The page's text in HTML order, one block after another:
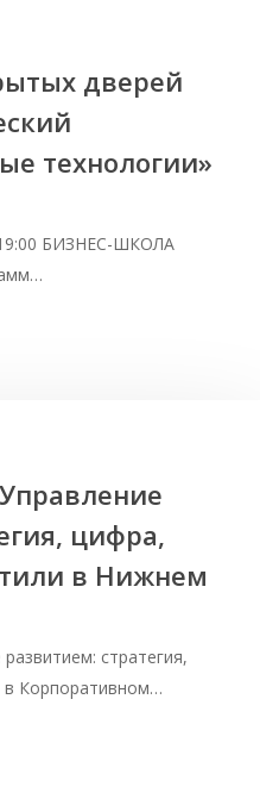
дверей
технологии»
БИЗНЕС-ШКОЛА
цифра,
в Нижнем
стратегия,
в Корпоративном…